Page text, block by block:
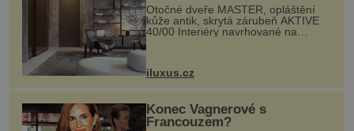
Otočné dveře MASTER, opláštění
kůže antik, skrytá zárubeň AKTIVE
40/00 Interiéry navrhované na
zakázku často vyžadují atypické
rozměry nejen nábytku, ale i
dnes umož...
iluxus.cz
Konec Vagnerové s
Francouzem?